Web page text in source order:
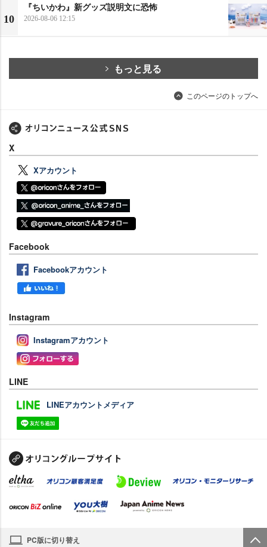
10
『ちいかわ』新グッズ説明文に恐怖
2026-08-06 12:15
もっと見る
このページのトップへ
X
Xアカウント
Facebook
Facebookアカウント
Instagram
Instagramアカウント
LINE
LINEアカウントメディア
PC版に切り替え